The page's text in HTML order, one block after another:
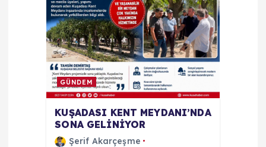
GÜNDEM
KUŞADASI KENT MEYDANI’NDA
SONA GELİNİYOR
Şerif Akarçeşme